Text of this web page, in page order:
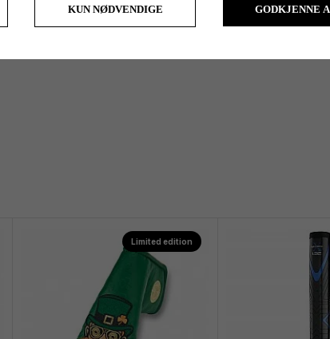
Limited edition
KUN NØDVENDIGE GODKJENNE